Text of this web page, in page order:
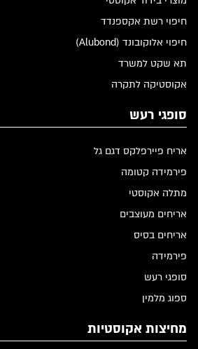
חיפוי רשת אקספנדד
חיפוי אלוקובונד (Alubond)
תא שקט למשרד
אקוסטיקה לתקרה
סופגי רעש
אריח פיירפלקס דגם גל
פירמידה קטומה
מתלה אקוסטי
אריחים מעוצבים
אריחים בסיס
פירמידה
סופגי רעש
ספוג מלמין
מחיצות אקוסטיות